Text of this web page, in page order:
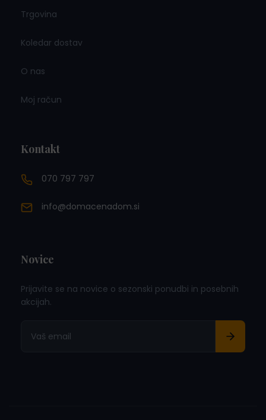
Trgovina
Koledar dostav
O nas
Moj račun
Kontakt
070 797 797
info@domacenadom.si
Novice
Prijavite se na novice o sezonski ponudbi in posebnih
akcijah.